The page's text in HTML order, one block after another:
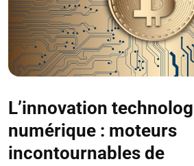
L’innovation
numérique : moteurs
incontournables de